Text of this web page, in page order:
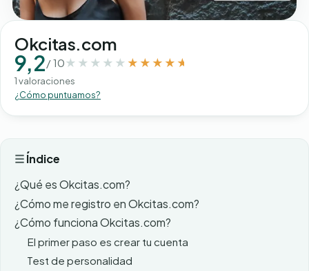
Okcitas.com
9,2/ 10
1 valoraciones
¿Cómo puntuamos?
Índice
¿Qué es Okcitas.com?
¿Cómo me registro en Okcitas.com?
¿Cómo funciona Okcitas.com?
El primer paso es crear tu cuenta
Test de personalidad